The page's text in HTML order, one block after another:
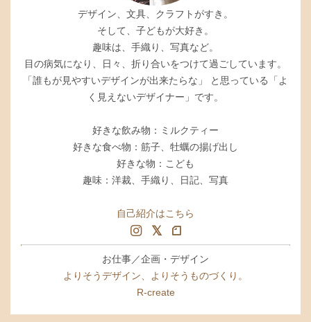
デザイン、文具、クラフトがすき。
そして、子どもが大好き。
趣味は、手織り、写真など。
目の病気になり、日々、折り合いをつけて過ごしています。
「誰もが見やすいデザインが出来たらな」 と思っている「よ
く見えないデザイナー」です。
好きな飲み物：ミルクティー
好きな食べ物：筋子、牡蠣の揚げ出し
好きな物：こども
趣味：洋裁、手織り、日記、写真
自己紹介はこちら
お仕事／企画・デザイン
よりそうデザイン、よりそうものづくり。
R-create